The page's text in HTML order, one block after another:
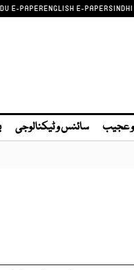
E-PAPERENGLISH E-PAPER
عجیب سائنس و ٹیکنالوجی